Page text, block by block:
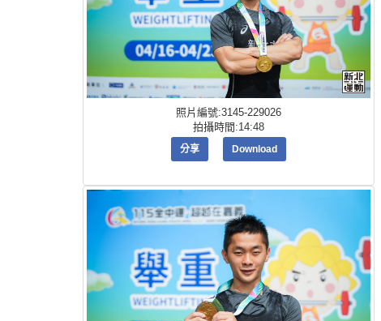
照片編號:3145-229026
拍攝時間:14:48
分享 Download